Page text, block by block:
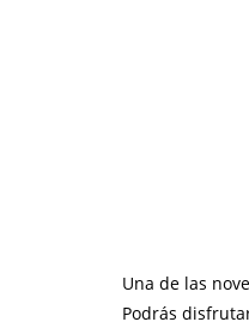
Una de las
Podrás